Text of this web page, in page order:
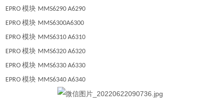
EPRO模块 MMS6290 A6290
EPRO模块 MMS6300A6300
EPRO模块 MMS6310 A6310
EPRO模块 MMS6320 A6320
EPRO模块 MMS6330 A6330
EPRO模块 MMS6340 A6340